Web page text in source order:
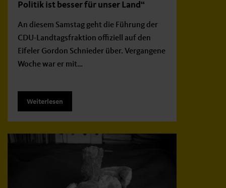
Politik ist besser für unser Land“
An diesem Samstag geht die Führung der
CDU-Landtagsfraktion offiziell auf den
Eifeler Gordon Schnieder über. Vergangene
Woche war er mit…
Weiterlesen